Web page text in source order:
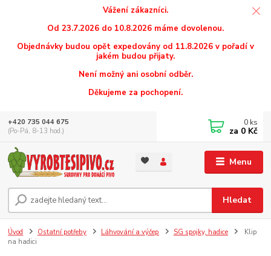
Vážení zákazníci.
Od 23.7.2026 do 10.8.2026 máme dovolenou.
Objednávky budou opět expedovány od 11.8.2026 v pořadí v
jakém budou přijaty.
Není možný ani osobní odběr.
Děkujeme za pochopení.
Menu
Hledat
+420 735 044 675
(Po-Pá, 8-13 hod.)
0 ks
za 0 Kč
Úvod Ostatní potřeby Láhvování a výčep SG spojky, hadice
Klip
na hadici